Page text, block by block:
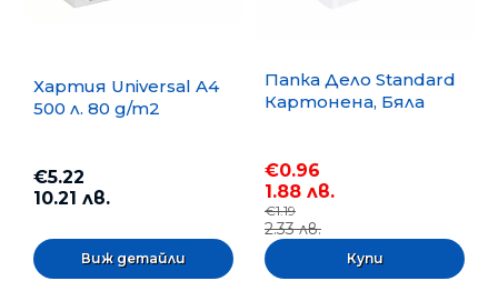
Хартия Universal A4
500 л. 80 g/m2
€5.22
10.21 лв.
Виж детайли
Папка Дело Standard
Картонена, Бяла
€0.96
1.88 лв.
€1.19
2.33 лв.